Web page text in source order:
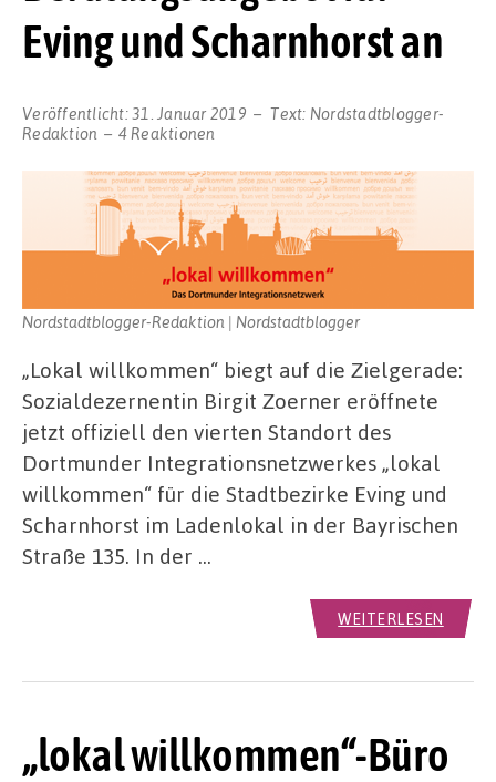
Eving und Scharnhorst an
Veröffentlicht:31. Januar 2019 Text: Nordstadtblogger-
Redaktion
4 Reaktionen
Nordstadtblogger-Redaktion | Nordstadtblogger
„Lokal willkommen“ biegt auf die Zielgerade:
Sozialdezernentin Birgit Zoerner eröffnete
jetzt offiziell den vierten Standort des
Dortmunder Integrationsnetzwerkes „lokal
willkommen“ für die Stadtbezirke Eving und
Scharnhorst im Ladenlokal in der Bayrischen
Straße 135. In der …
WEITERLESEN
„lokal willkommen“-Büro